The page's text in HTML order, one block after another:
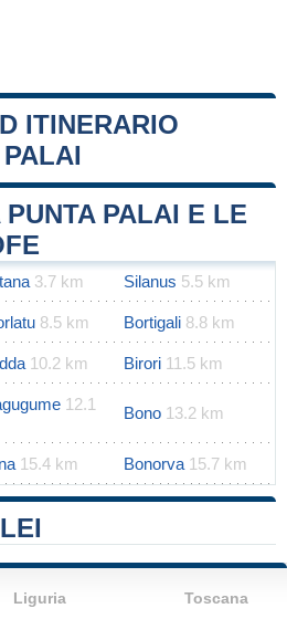
ITINERARIO
|Map data ©
PALAI E LE
3.7 km Silanus 5.5 km
8.5 km Bortigali 8.8 km
10.2 km Birori 11.5 km
12.1
Bono 13.2 km
15.4 km Bonorva 15.7 km
Liguria Toscana